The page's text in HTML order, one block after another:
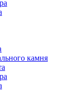
камня